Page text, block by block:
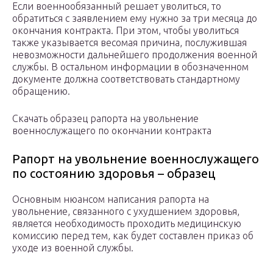
Если военнообязанный решает уволиться, то
обратиться с заявлением ему нужно за три месяца до
окончания контракта. При этом, чтобы уволиться
также указывается весомая причина, послужившая
невозможности дальнейшего продолжения военной
службы. В остальном информации в обозначенном
документе должна соответствовать стандартному
обращению.
Скачать образец рапорта на увольнение
военнослужащего по окончании контракта
Рапорт на увольнение военнослужащего
по состоянию здоровья – образец
Основным нюансом написания рапорта на
увольнение, связанного с ухудшением здоровья,
является необходимость проходить медицинскую
комиссию перед тем, как будет составлен приказ об
уходе из военной службы.